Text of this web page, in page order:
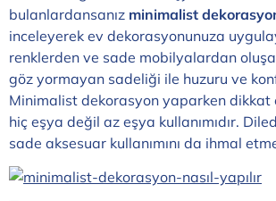
bulanlardansanız minimalist
inceleyerek ev dekorasyonunuza
renklerden ve sade mobilyalardan
göz yormayan sadeliği ile huzuru ve
Minimalist dekorasyon yaparken dikkat
hiç eşya değil az eşya kullanımıdır.
sade aksesuar kullanımını da ihmal